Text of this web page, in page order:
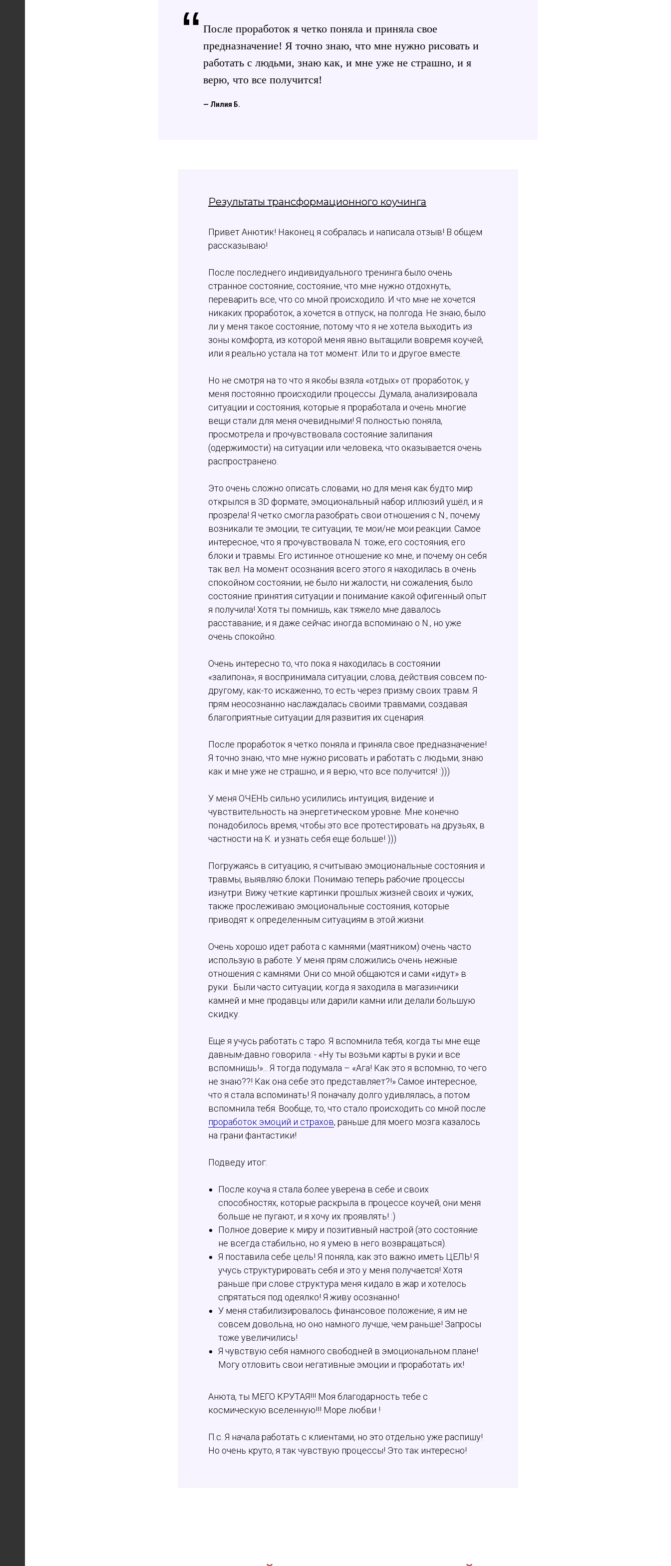
“ После проработок я четко поняла и приняла свое
предназначение! Я точно знаю, что мне нужно рисовать и
работать с людьми, знаю как, и мне уже не страшно, и я
верю, что все получится!
— Лилия Б.
Результаты трансформационного коучинга
Привет Анютик! Наконец я собралась и написала отзыв! В общем
рассказываю!
После последнего индивидуального тренинга было очень
странное состояние, состояние, что мне нужно отдохнуть,
переварить все, что со мной происходило. И что мне не хочется
никаких проработок, а хочется в отпуск, на полгода. Не знаю, было
ли у меня такое состояние, потому что я не хотела выходить из
зоны комфорта, из которой меня явно вытащили вовремя коучей,
или я реально устала на тот момент. Или то и другое вместе.
Но не смотря на то что я якобы взяла «отдых» от проработок, у
меня постоянно происходили процессы. Думала, анализировала
ситуации и состояния, которые я проработала и очень многие
вещи стали для меня очевидными! Я полностью поняла,
просмотрела и прочувствовала состояние залипания
(одержимости) на ситуации или человека, что оказывается очень
распространено.
Это очень сложно описать словами, но для меня как будто мир
открылся в 3D формате, эмоциональный набор иллюзий ушёл, и я
прозрела! Я четко смогла разобрать свои отношения с N., почему
возникали те эмоции, те ситуации, те мои/не мои реакции. Самое
интересное, что я прочувствовала N. тоже, его состояния, его
блоки и травмы. Его истинное отношение ко мне, и почему он себя
так вел. На момент осознания всего этого я находилась в очень
спокойном состоянии, не было ни жалости, ни сожаления, было
состояние принятия ситуации и понимание какой офигенный опыт
я получила! Хотя ты помнишь, как тяжело мне давалось
расставание, и я даже сейчас иногда вспоминаю о N., но уже
очень спокойно.
Очень интересно то, что пока я находилась в состоянии
«залипона», я воспринимала ситуации, слова, действия совсем по-
другому, как-то искаженно, то есть через призму своих травм. Я
прям неосознанно наслаждалась своими травмами, создавая
благоприятные ситуации для развития их сценария.
После проработок я четко поняла и приняла свое предназначение!
Я точно знаю, что мне нужно рисовать и работать с людьми, знаю
как и мне уже не страшно, и я верю, что все получится! :)))
У меня ОЧЕНЬ сильно усилились интуиция, видение и
чувствительность на энергетическом уровне. Мне конечно
понадобилось время, чтобы это все протестировать на друзьях, в
частности на К. и узнать себя еще больше! )))
Погружаясь в ситуацию, я считываю эмоциональные состояния и
травмы, выявляю блоки. Понимаю теперь рабочие процессы
изнутри. Вижу четкие картинки прошлых жизней своих и чужих,
также прослеживаю эмоциональные состояния, которые
приводят к определенным ситуациям в этой жизни.
Очень хорошо идет работа с камнями (маятником) очень часто
использую в работе. У меня прям сложились очень нежные
отношения с камнями. Они со мной общаются и сами «идут» в
руки . Были часто ситуации, когда я заходила в магазинчики
камней и мне продавцы или дарили камни или делали большую
скидку.
Еще я учусь работать с таро. Я вспомнила тебя, когда ты мне еще
давным-давно говорила: - «Ну ты возьми карты в руки и все
вспомнишь!»... Я тогда подумала – «Ага! Как это я вспомню, то чего
не знаю??! Как она себе это представляет?!» Самое интересное,
что я стала вспоминать! Я поначалу долго удивлялась, а потом
вспомнила тебя. Вообще, то, что стало происходить со мной после
проработок эмоций и страхов, раньше для моего мозга казалось
на грани фантастики!
Подведу итог:
После коуча я стала более уверена в себе и своих
способностях, которые раскрыла в процессе коучей, они меня
больше не пугают, и я хочу их проявлять! :)
Полное доверие к миру и позитивный настрой (это состояние
не всегда стабильно, но я умею в него возвращаться).
Я поставила себе цель! Я поняла, как это важно иметь ЦЕЛЬ! Я
учусь структурировать себя и это у меня получается! Хотя
раньше при слове структура меня кидало в жар и хотелось
спрятаться под одеялко! Я живу осознанно!
У меня стабилизировалось финансовое положение, я им не
совсем довольна, но оно намного лучше, чем раньше! Запросы
тоже увеличились!
Я чувствую себя намного свободней в эмоциональном плане!
Могу отловить свои негативные эмоции и проработать их!
Анюта, ты МЕГО КРУТАЯ!!! Моя благодарность тебе с
космическую вселенную!!! Море любви !
П.с. Я начала работать с клиентами, но это отдельно уже распишу!
Но очень круто, я так чувствую процессы! Это так интересно!